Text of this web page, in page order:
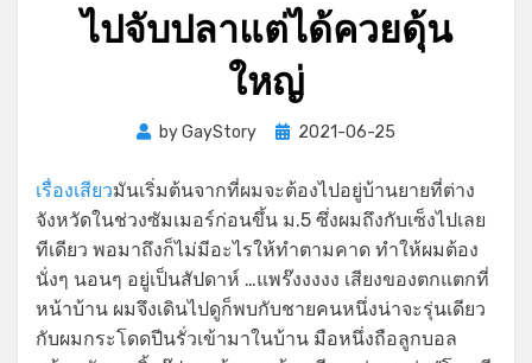
ไปจับปลาแต่ได้ควยดุ้น
ใหญ่
byGayStory
Posted
2021-06-25
เรื่องเสียวมันเริ่มต้นจากที่ผมจะต้องไปอยู่บ้านยายที่ต่าง
จังหวัดในช่วงซัมเมอร์ก่อนขึ้น ม.5 ซึ่งผมถึงกับเซ็งไปเลย
ทีเดียว พอมาถึงก็ไม่มีอะไรให้ทำตามคาด ทำให้ผมต้อง
นั่งๆ นอนๆ อยู่เป็นสัปดาห์ …แพร๊งงงงง เสียงของตกแตกที่
หน้าบ้าน ผมจึงเดินไปดูก็พบกับชายคนหนึ่งน่าจะรุ่นเดียว
กับผมกระโดดปีนรั่วเข้ามาในบ้าน มือหนึ่งถือลูกบอล